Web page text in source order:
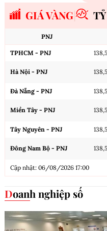
GIÁ VÀNG
PNJ
TPHCM - PNJ
Hà Nội - PNJ
Đà Nẵng - PNJ
Miền Tây - PNJ
Tây Nguyên - PNJ
Đông Nam Bộ - PNJ
Cập nhật: 06/08/2026 17:00
Doanh nghiệp số